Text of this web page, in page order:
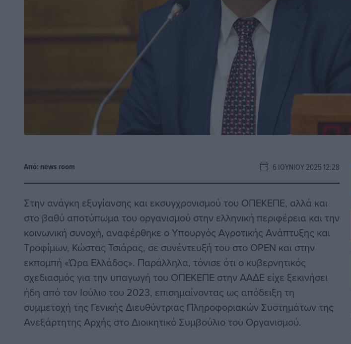
Από: news room 6 ΙΟΥΝΊΟΥ 2025 12:28
Στην ανάγκη εξυγίανσης και εκσυγχρονισμού του ΟΠΕΚΕΠΕ, αλλά και
στο βαθύ αποτύπωμα του οργανισμού στην ελληνική περιφέρεια και την
κοινωνική συνοχή, αναφέρθηκε ο Υπουργός Αγροτικής Ανάπτυξης και
Τροφίμων, Κώστας Τσιάρας, σε συνέντευξή του στο OPEN και στην
εκπομπή «Ώρα Ελλάδος». Παράλληλα, τόνισε ότι ο κυβερνητικός
σχεδιασμός για την υπαγωγή του ΟΠΕΚΕΠΕ στην ΑΑΔΕ είχε ξεκινήσει
ήδη από τον Ιούλιο του 2023, επισημαίνοντας ως απόδειξη τη
συμμετοχή της Γενικής Διευθύντριας Πληροφοριακών Συστημάτων της
Ανεξάρτητης Αρχής στο Διοικητικό Συμβούλιο του Οργανισμού.